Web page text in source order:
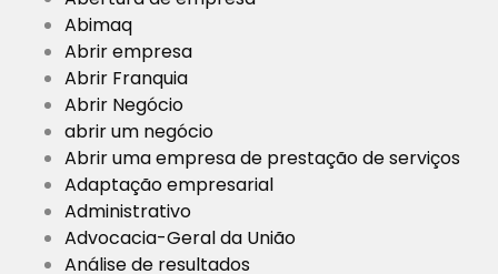
Abimaq
Abrir empresa
Abrir Franquia
Abrir Negócio
abrir um negócio
Abrir uma empresa de prestação de serviços
Adaptação empresarial
Administrativo
Advocacia-Geral da União
Análise de resultados